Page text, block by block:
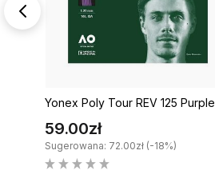
Yonex Poly Tour REV 125 Purple
59.00zł
Sugerowana: 72.00zł (-18%)